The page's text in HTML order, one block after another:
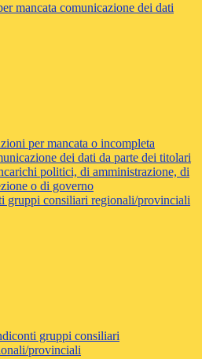
mancata comunicazione dei dati
per mancata o incompleta
dei dati da parte dei titolari
politici, di amministrazione, di
o di governo
gruppi consiliari regionali/provinciali
gruppi consiliari
provinciali